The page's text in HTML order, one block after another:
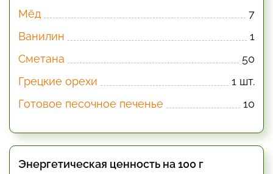
Мёд
7
Ванилин
1
Сметана
50
Грецкие орехи
1 шт.
Готовое песочное печенье
10
Энергетическая ценность на 100 г